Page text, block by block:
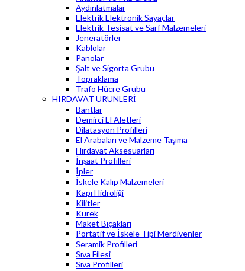
Aydınlatmalar
Elektrik Elektronik Sayaçlar
Elektrik Tesisat ve Sarf Malzemeleri
Jeneratörler
Kablolar
Panolar
Şalt ve Sigorta Grubu
Topraklama
Trafo Hücre Grubu
HIRDAVAT ÜRÜNLERİ
Bantlar
Demirci El Aletleri
Dilatasyon Profilleri
El Arabaları ve Malzeme Taşıma
Hırdavat Aksesuarları
İnşaat Profilleri
İpler
İskele Kalıp Malzemeleri
Kapı Hidroliği
Kilitler
Kürek
Maket Bıçakları
Portatif ve İskele Tipi Merdivenler
Seramik Profilleri
Sıva Filesi
Sıva Profilleri